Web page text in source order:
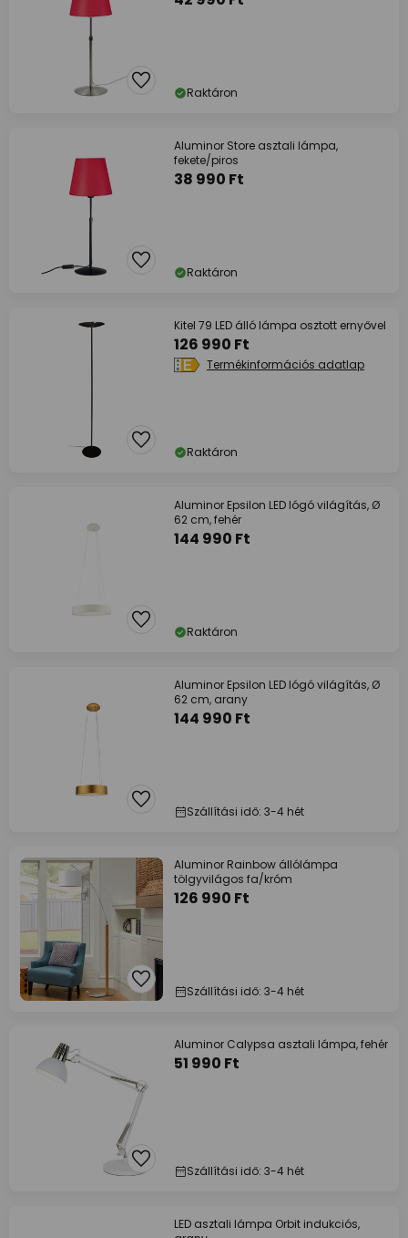
Raktáron
Aluminor Store asztali lámpa,
fekete/piros
38 990 Ft
Raktáron
Kitel 79 LED álló lámpa osztott ernyővel
126 990 Ft
Termékinformációs adatlap
Raktáron
Aluminor Epsilon LED lógó világítás, Ø
62 cm, fehér
144 990 Ft
Raktáron
Aluminor Epsilon LED lógó világítás, Ø
62 cm, arany
144 990 Ft
Szállítási idő: 3-4 hét
Aluminor Rainbow állólámpa
tölgyvilágos fa/króm
126 990 Ft
Szállítási idő: 3-4 hét
Aluminor Calypsa asztali lámpa, fehér
51 990 Ft
Szállítási idő: 3-4 hét
LED asztali lámpa Orbit indukciós,